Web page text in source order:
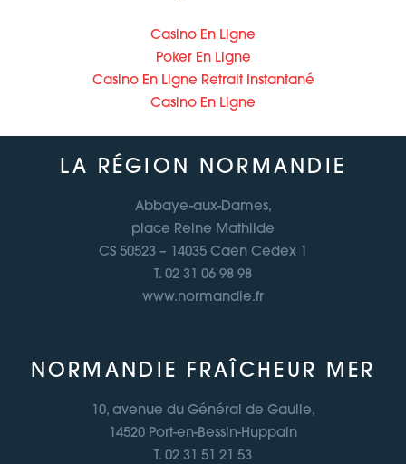
Casino En Ligne
Poker En Ligne
Casino En Ligne Retrait Instantané
Casino En Ligne
LA RÉGION NORMANDIE
Abbaye-aux-Dames,
place Reine Mathilde
CS 50523 – 14035 Caen Cedex 1
T. 02 31 06 98 98
www.normandie.fr
NORMANDIE FRAÎCHEUR MER
10, avenue du Général de Gaulle,
14520 Port-en-Bessin-Huppain
T. 02 31 51 21 53